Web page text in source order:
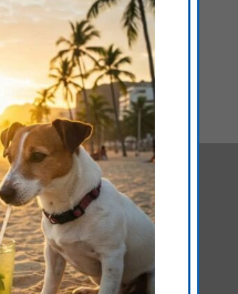
en monteren voor
van je auto.
met